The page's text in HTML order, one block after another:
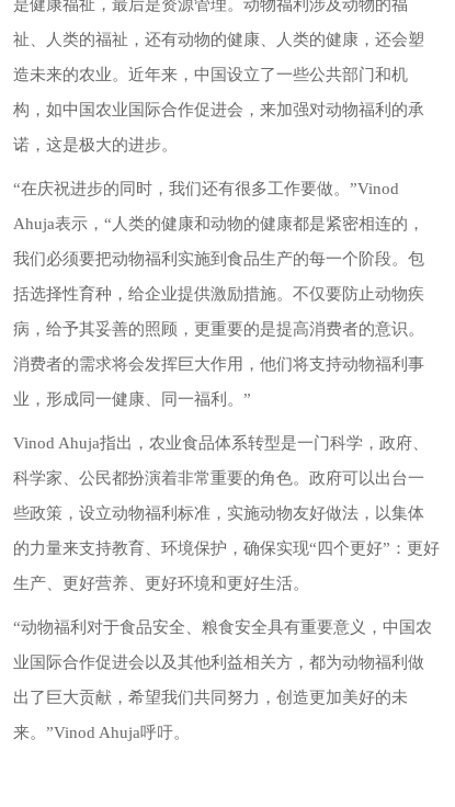
是健康福祉，最后是资源管理。动物福利涉及动物的福
祉、人类的福祉，还有动物的健康、人类的健康，还会塑
造未来的农业。近年来，中国设立了一些公共部门和机
构，如中国农业国际合作促进会，来加强对动物福利的承
诺，这是极大的进步。
“在庆祝进步的同时，我们还有很多工作要做。”Vinod
Ahuja表示，“人类的健康和动物的健康都是紧密相连的，
我们必须要把动物福利实施到食品生产的每一个阶段。包
括选择性育种，给企业提供激励措施。不仅要防止动物疾
病，给予其妥善的照顾，更重要的是提高消费者的意识。
消费者的需求将会发挥巨大作用，他们将支持动物福利事
业，形成同一健康、同一福利。”
Vinod Ahuja指出，农业食品体系转型是一门科学，政府、
科学家、公民都扮演着非常重要的角色。政府可以出台一
些政策，设立动物福利标准，实施动物友好做法，以集体
的力量来支持教育、环境保护，确保实现“四个更好”：更好
生产、更好营养、更好环境和更好生活。
“动物福利对于食品安全、粮食安全具有重要意义，中国农
业国际合作促进会以及其他利益相关方，都为动物福利做
出了巨大贡献，希望我们共同努力，创造更加美好的未
来。”Vinod Ahuja呼吁。